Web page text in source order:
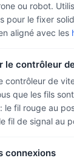
ou robot.
pour le fixer
aligné avec les
le contrôleur
contrôleur de
que les fils
le fil rouge au
fil de signal au
connexions